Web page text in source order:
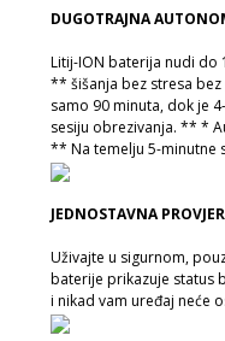
DUGOTRAJNA
Litij-ION baterija nudi do
** šišanja bez stresa
samo 90 minuta, dok je
sesiju obrezivanja. ** *
** Na temelju 5-minutne
JEDNOSTAVNA
Uživajte u sigurnom,
baterije prikazuje status
i nikad vam uređaj neće